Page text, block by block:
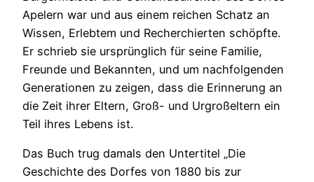
Apelern war und aus einem reichen Schatz an
Wissen, Erlebtem und Recherchierten schöpfte.
Er schrieb sie ursprünglich für seine Familie,
Freunde und Bekannten, und um nachfolgenden
Generationen zu zeigen, dass die Erinnerung an
die Zeit ihrer Eltern, Groß- und Urgroßeltern ein
Teil ihres Lebens ist.
Das Buch trug damals den Untertitel „Die
Geschichte des Dorfes von 1880 bis zur